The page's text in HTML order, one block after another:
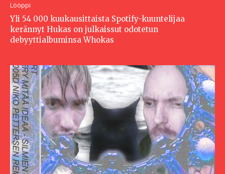
Lööppi
Yli 54 000 kuukausittaista Spotify-kuuntelijaa
kerännyt Hukas on julkaissut odotetun
debyyttialbuminsa Whokas